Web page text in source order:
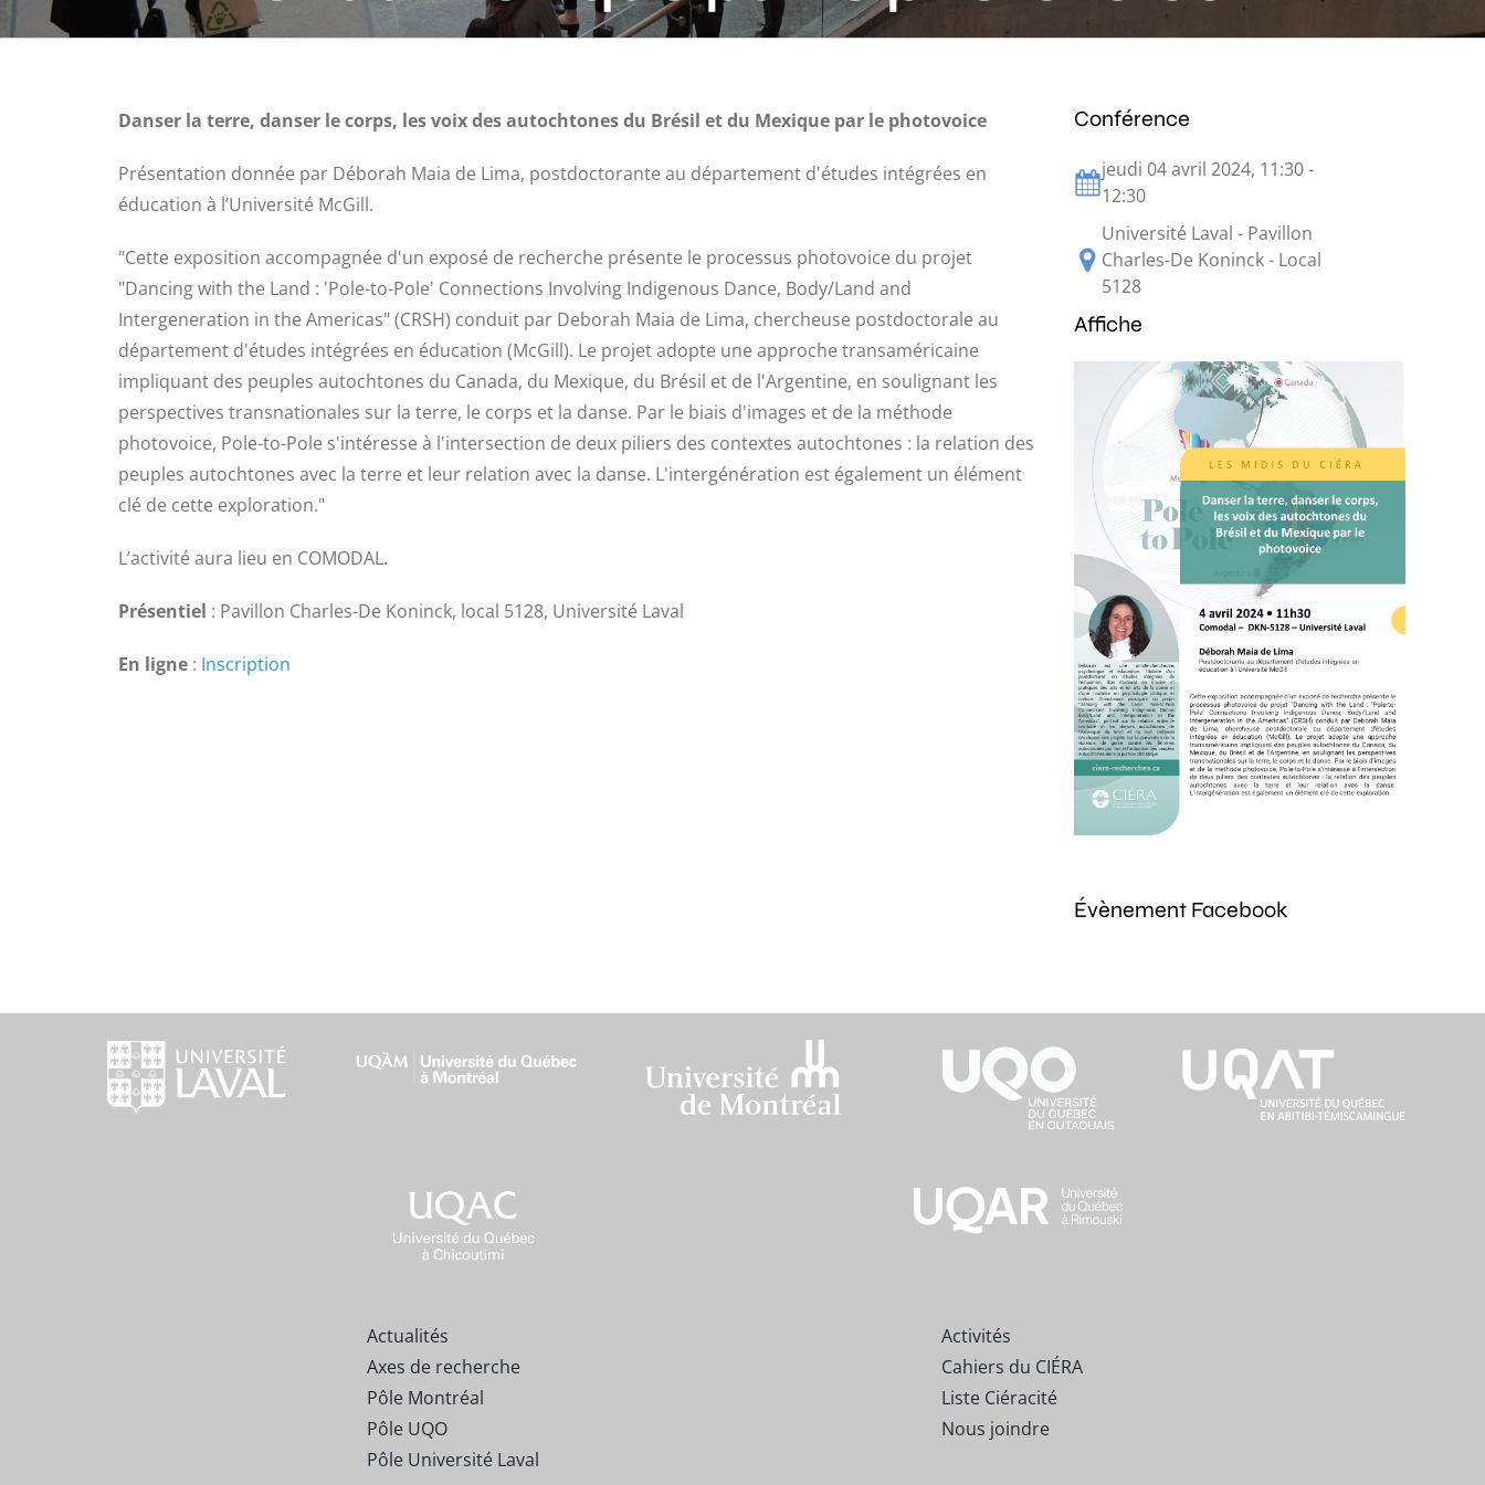
Danser la terre, danser le corps, les voix des autochtones du Brésil et du Mexique par le photovoice
Présentation donnée par Déborah Maia de Lima, postdoctorante au département d'études intégrées en
éducation à l’Université McGill.
"Cette exposition accompagnée d'un exposé de recherche présente le processus photovoice du projet
"Dancing with the Land : 'Pole-to-Pole' Connections Involving Indigenous Dance, Body/Land and
Intergeneration in the Americas" (CRSH) conduit par Deborah Maia de Lima, chercheuse postdoctorale au
département d'études intégrées en éducation (McGill). Le projet adopte une approche transaméricaine
impliquant des peuples autochtones du Canada, du Mexique, du Brésil et de l'Argentine, en soulignant les
perspectives transnationales sur la terre, le corps et la danse. Par le biais d'images et de la méthode
photovoice, Pole-to-Pole s'intéresse à l'intersection de deux piliers des contextes autochtones : la relation des
peuples autochtones avec la terre et leur relation avec la danse. L'intergénération est également un élément
clé de cette exploration."
L’activité aura lieu en COMODAL.
Présentiel : Pavillon Charles-De Koninck, local 5128, Université Laval
En ligne : Inscription
Conférence
jeudi 04 avril 2024, 11:30 -
12:30
Université Laval - Pavillon
Charles-De Koninck - Local
5128
Affiche
Évènement Facebook
Actualités
Axes de recherche
Pôle Montréal
Pôle UQO
Pôle Université Laval
Activités
Cahiers du CIÉRA
Liste Ciéracité
Nous joindre